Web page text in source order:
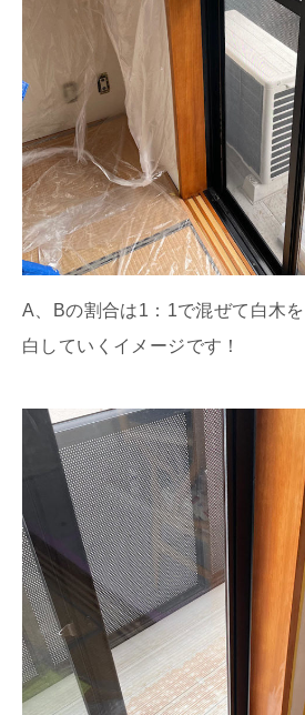
A、Bの割合は1：1で混ぜて白木
白していくイメージです！